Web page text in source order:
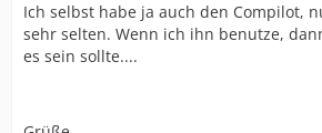
Ich selbst habe ja auch den Compilot,
sehr selten. Wenn ich ihn benutze,
es sein sollte....